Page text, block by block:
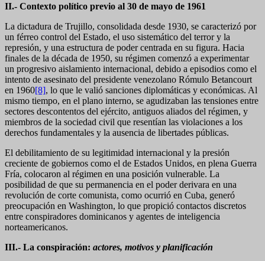
II.- Contexto político previo al 30 de mayo de 1961
La dictadura de Trujillo, consolidada desde 1930, se caracterizó por
un férreo control del Estado, el uso sistemático del terror y la
represión, y una estructura de poder centrada en su figura. Hacia
finales de la década de 1950, su régimen comenzó a experimentar
un progresivo aislamiento internacional, debido a episodios como el
intento de asesinato del presidente venezolano Rómulo Betancourt
en 1960[8], lo que le valió sanciones diplomáticas y económicas. Al
mismo tiempo, en el plano interno, se agudizaban las tensiones entre
sectores descontentos del ejército, antiguos aliados del régimen, y
miembros de la sociedad civil que resentían las violaciones a los
derechos fundamentales y la ausencia de libertades públicas.
El debilitamiento de su legitimidad internacional y la presión
creciente de gobiernos como el de Estados Unidos, en plena Guerra
Fría, colocaron al régimen en una posición vulnerable. La
posibilidad de que su permanencia en el poder derivara en una
revolución de corte comunista, como ocurrió en Cuba, generó
preocupación en Washington, lo que propició contactos discretos
entre conspiradores dominicanos y agentes de inteligencia
norteamericanos.
III.- La conspiración: actores, motivos y planificación